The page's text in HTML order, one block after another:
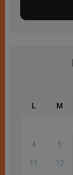
L M
4 5
11 12